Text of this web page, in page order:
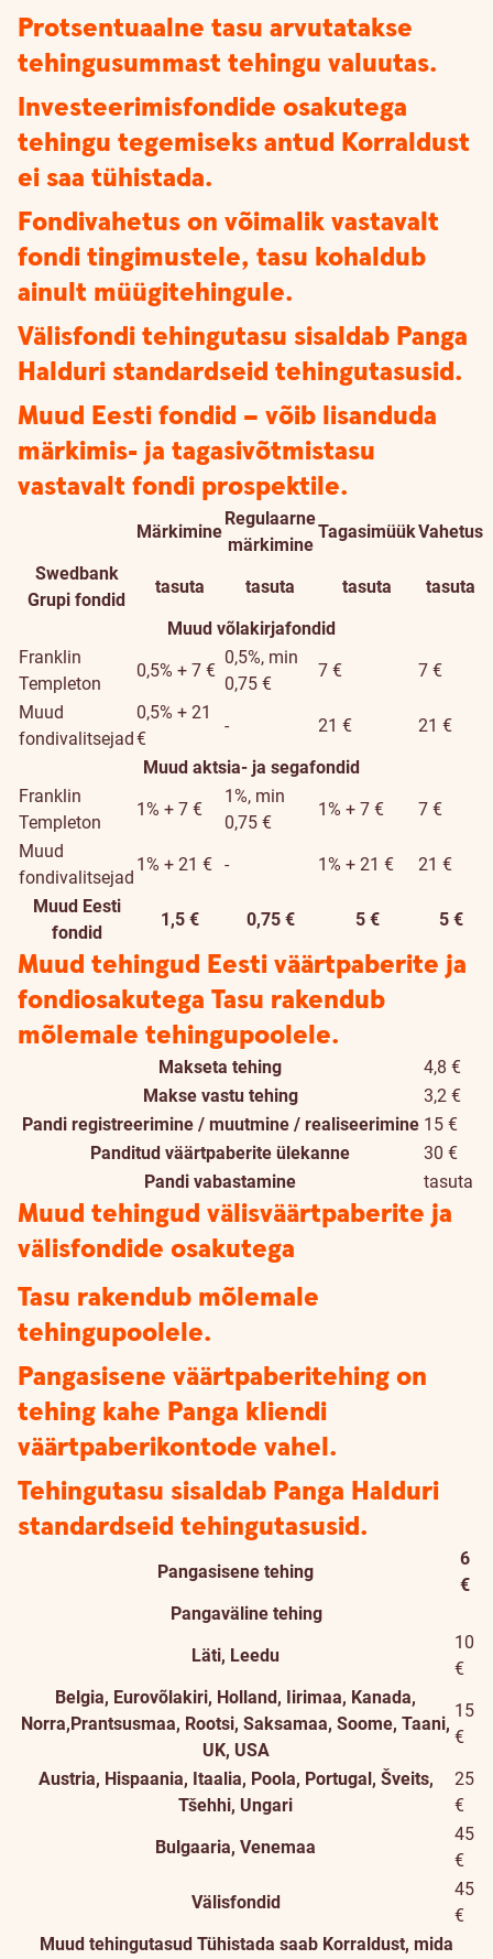
Protsentuaalne tasu arvutatakse
tehingusummast tehingu valuutas.
Investeerimisfondide osakutega
tehingu tegemiseks antud Korraldust
ei saa tühistada.
Fondivahetus on võimalik vastavalt
fondi tingimustele, tasu kohaldub
ainult müügitehingule.
Välisfondi tehingutasu sisaldab Panga
Halduri standardseid tehingutasusid.
Muud Eesti fondid – võib lisanduda
märkimis- ja tagasivõtmistasu
vastavalt fondi prospektile.
Märkimine
Regulaarne
märkimine
TagasimüükVahetus
Swedbank
Grupi fondid
tasuta tasuta tasuta
tasuta
Muud võlakirjafondid
Franklin
Templeton
0,5% + 7 €
0,5%, min
0,75 €
7 €
7 €
Muud
fondivalitsejad
0,5% + 21
€
- 21 €
21 €
Muud aktsia- ja segafondid
Franklin
Templeton
1% + 7 €
1%, min
0,75 €
1% + 7 €
7 €
Muud
fondivalitsejad
1% + 21 € - 1% + 21 €
21 €
Muud Eesti
fondid
1,5 € 0,75 € 5 € 5 €
Muud tehingud Eesti väärtpaberite ja
fondiosakutega Tasu rakendub
mõlemale tehingupoolele.
Makseta tehing
4,8 €
Makse vastu tehing
3,2 €
Pandi registreerimine / muutmine / realiseerimine 15 €
Panditud väärtpaberite ülekanne
30 €
Pandi vabastamine
tasuta
Muud tehingud välisväärtpaberite ja
välisfondide osakutega
Tasu rakendub mõlemale
tehingupoolele.
Pangasisene väärtpaberitehing on
tehing kahe Panga kliendi
väärtpaberikontode vahel.
Tehingutasu sisaldab Panga Halduri
standardseid tehingutasusid.
Pangasisene tehing
6
€
Pangaväline tehing
Läti, Leedu
10
€
Belgia, Eurovõlakiri, Holland, Iirimaa, Kanada,
Norra,Prantsusmaa, Rootsi, Saksamaa, Soome, Taani,
UK, USA
15
€
Austria, Hispaania, Itaalia, Poola, Portugal, Šveits,
Tšehhi, Ungari
25
€
Bulgaaria, Venemaa
45
€
Välisfondid
45
€
Muud tehingutasud Tühistada saab Korraldust, mida